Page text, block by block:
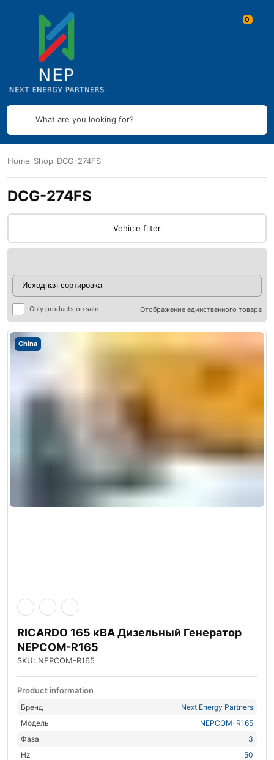
What are you looking for?
Home Shop DCG-274FS
DCG-274FS
Vehicle filter
Only products on sale Отображение единственного товара
China
RICARDO 165 кВА Дизельный Генератор
NEPCOM-R165
SKU: NEPCOM-R165
Product information
Бренд
Next Energy Partners
Модель
NEPCOM-R165
Фаза
3
Hz
50